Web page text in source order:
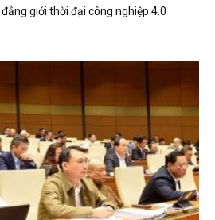
giới thời đại công nghiệp 4.0